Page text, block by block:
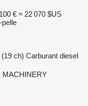
€ ≈ 22 070 $US
pelle
ch) Carburant diesel
MACHINERY